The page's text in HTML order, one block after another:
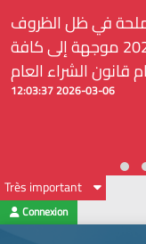
في ظل الظروف
الإستثنائية: مذكرة رقم 7/ه.ش.ع/ 2026 موجهة إلى كافة
قانون الشراء العام
2026-03-06 12:03:37
Très important
Connexion